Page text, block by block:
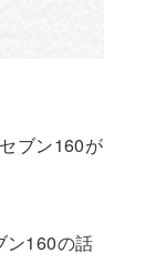
ブン160が
ン160の話